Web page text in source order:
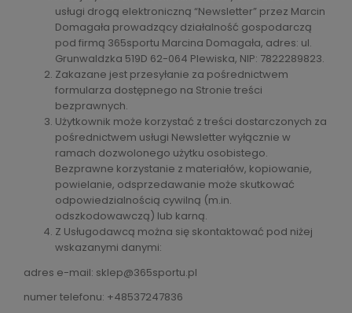
usługi drogą elektroniczną “Newsletter” przez Marcin
Domagała prowadzący działalność gospodarczą
pod firmą 365sportu Marcina Domagała, adres: ul.
Grunwaldzka 519D 62-064 Plewiska, NIP: 7822289823.
Zakazane jest przesyłanie za pośrednictwem
formularza dostępnego na Stronie treści
bezprawnych.
Użytkownik może korzystać z treści dostarczonych za
pośrednictwem usługi Newsletter wyłącznie w
ramach dozwolonego użytku osobistego.
Bezprawne korzystanie z materiałów, kopiowanie,
powielanie, odsprzedawanie może skutkować
odpowiedzialnością cywilną (m.in.
odszkodowawczą) lub karną.
Z Usługodawcą można się skontaktować pod niżej
wskazanymi danymi:
adres e-mail: sklep@365sportu.pl
numer telefonu: +48537247836